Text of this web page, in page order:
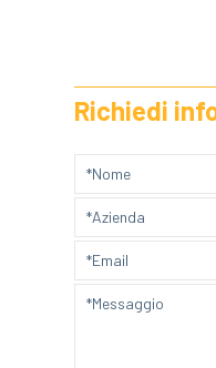
Richiedi